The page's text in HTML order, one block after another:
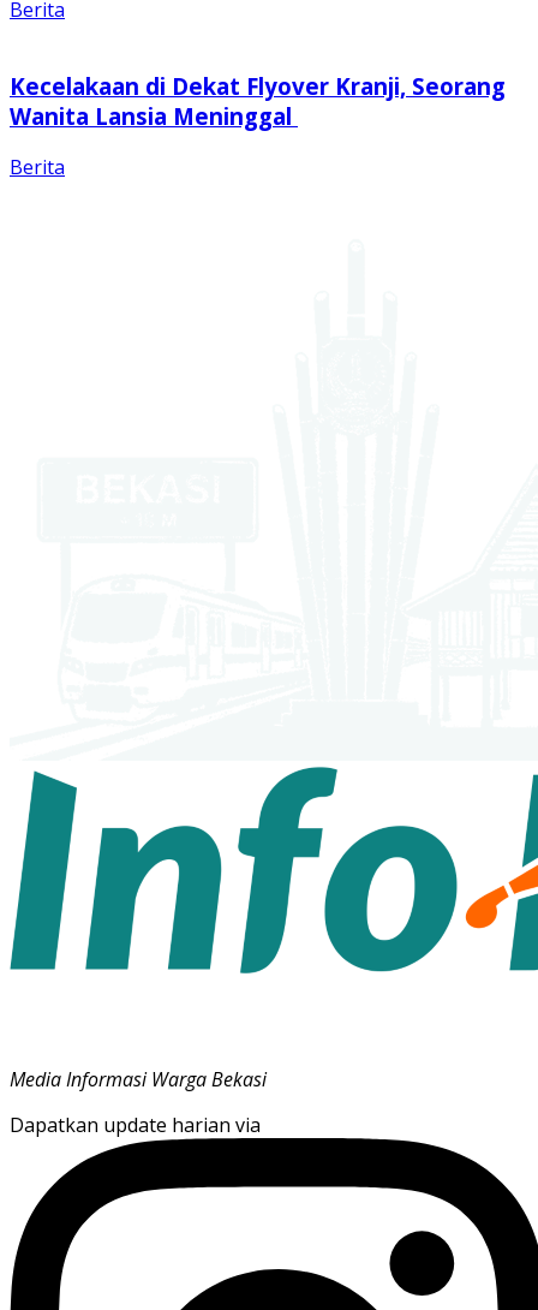
Berita
Kecelakaan di Dekat Flyover Kranji, Seorang
Wanita Lansia Meninggal
Berita
Media Informasi Warga Bekasi
Dapatkan update harian via